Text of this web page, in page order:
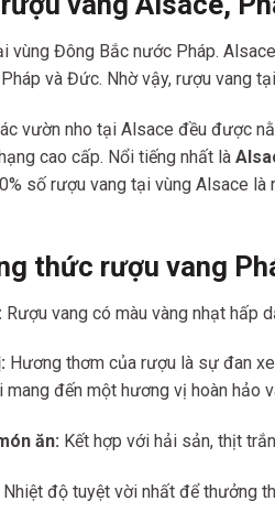
vùng Đông Bắc nước Pháp.
và Đức. Nhờ vậy, rượu vang
vườn nho tại Alsace đều được
cao cấp. Nổi tiếng nhất là
số rượu vang tại vùng Alsace
thức rượu vang
Rượu vang có màu vàng nhạt hấp
Hương thơm của rượu là sự đan
mang đến một hương vị hoàn hảo
ăn: Kết hợp với hải sản, thịt
Nhiệt độ tuyệt vời nhất để thưởng